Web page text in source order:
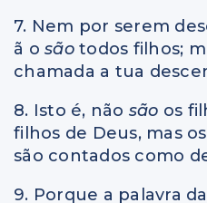
7. Nem por serem
ã o são todos filhos;
chamada a tua
8. Isto é, não são os
filhos de Deus, mas
são contados como
9. Porque a palavra